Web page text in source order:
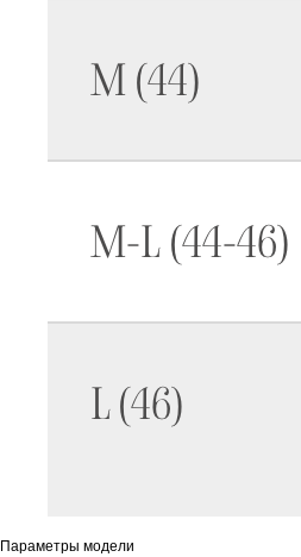
Параметры модели